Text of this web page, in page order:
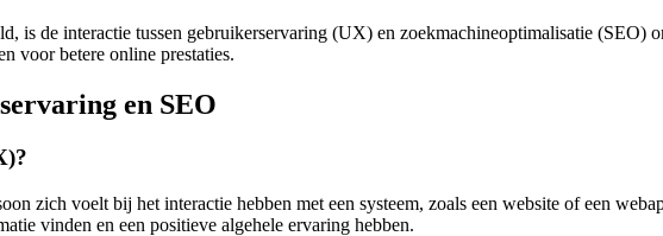
is de interactie tussen gebruikerservaring (UX) en zoekmachineoptimalisatie
voor betere online prestaties.
en SEO
zich voelt bij het interactie hebben met een systeem, zoals een website of een
vinden en een positieve algehele ervaring hebben.